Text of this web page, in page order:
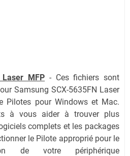
Laser MFP - Ces fichiers sont
Samsung SCX-5635FN Laser
Pilotes pour Windows et Mac.
à vous aider à trouver plus
complets et les packages
le Pilote approprié pour le
de votre périphérique